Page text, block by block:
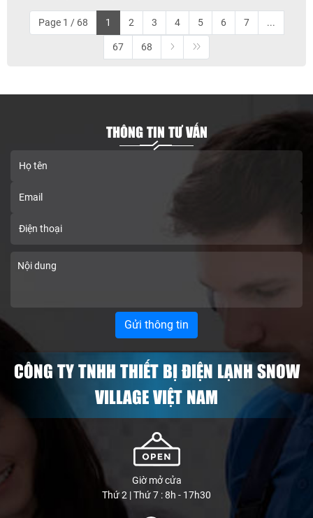
Page 1 / 68 1 2 3 4 5 6 7 ...
67 68
THÔNG TIN TƯ VẤN
CÔNG TY TNHH THIẾT BỊ ĐIỆN LẠNH SNOW
VILLAGE VIỆT NAM
Giờ mở cửa
Thứ 2 | Thứ 7 : 8h - 17h30